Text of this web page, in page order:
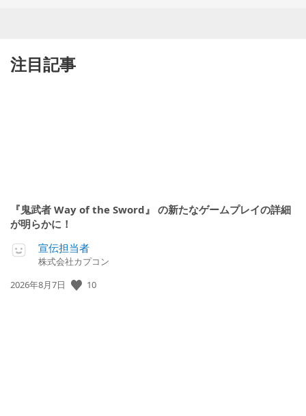
注目記事
『鬼武者 Way of the Sword』 の新たなゲームプレイの詳細
が明らかに！
宣伝担当者
株式会社カプコン
公
2026年8月7日 10